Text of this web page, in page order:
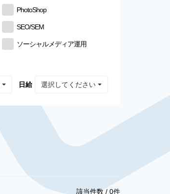
PhotoShop
SEO/SEM
ソーシャルメディア運用
日給 選択してください
該当件数 / 0件